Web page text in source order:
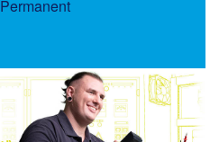
Permanent